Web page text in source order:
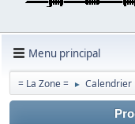
Menu principal
= La Zone = ► Calendrier